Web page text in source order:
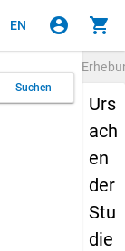
EN account_circle shopping_cart
Suchen
Urs
ach
en
der
Stu
die